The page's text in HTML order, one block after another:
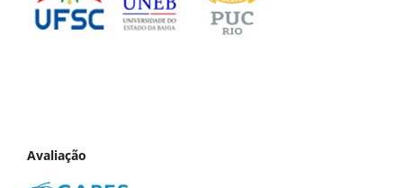
Avaliação